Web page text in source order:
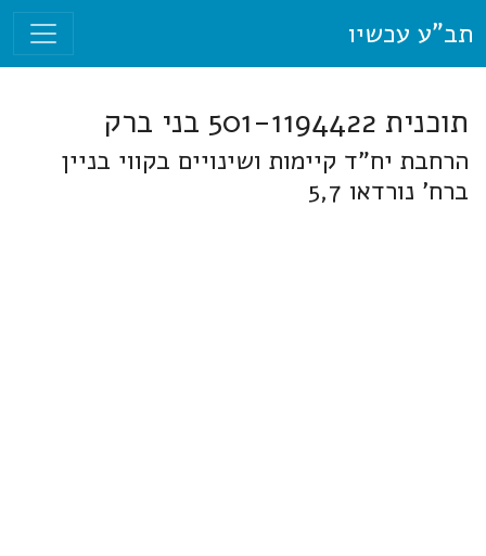
תב"ע עכשיו
תוכנית 501-1194422 בני ברק
הרחבת יח"ד קיימות ושינויים בקווי בניין
ברח' נורדאו 5,7